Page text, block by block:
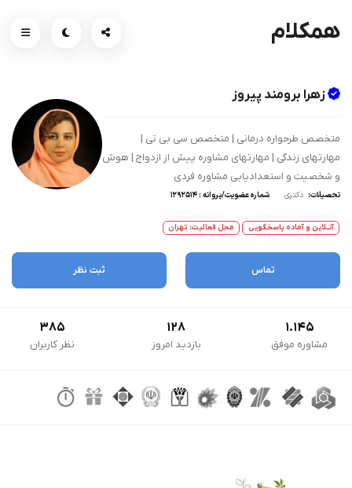
همکلام
زهرا برومند پیروز
متخصص طرحواره درمانی | متخصص سی بی تی |
مهارتهای زندگی | مهارتهای مشاوره پیش از ازدواج | هوش
و شخصیت و استعدادیابی مشاوره فردی
تحصیلات: دکتری شماره عضویت/پروانه : 1292514
آنــلاین و آماده پاسخگویی محل فعالیت: تهران
تماس ثبت نظر
1.145
مشاوره موفق
128
بازدید امروز
385
نظر کاربران